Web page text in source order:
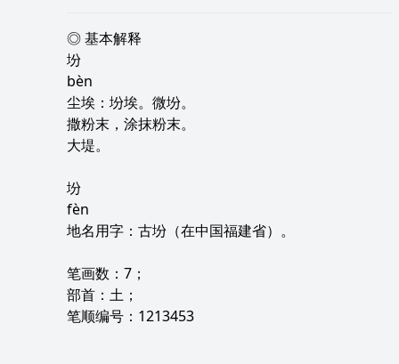
◎ 基本解释
坋
bèn
尘埃：坋埃。微坋。
撒粉末，涂抹粉末。
大堤。
坋
fèn
地名用字：古坋（在中国福建省）。
笔画数：7；
部首：土；
笔顺编号：1213453